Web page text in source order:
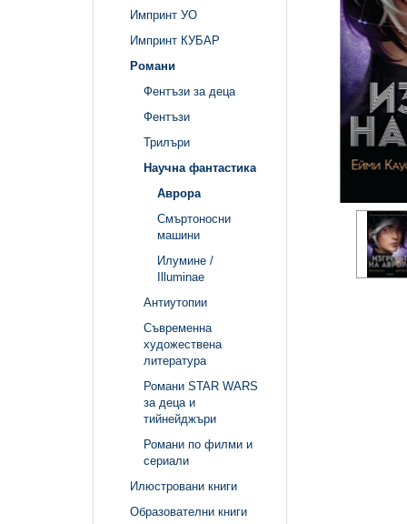
Импринт УО
Импринт КУБАР
Романи
Фентъзи за деца
Фентъзи
Трилъри
Научна фантастика
Аврора
Смъртоносни
машини
Илумине /
Illuminae
Антиутопии
Съвременна
художествена
литература
Романи STAR WARS
за деца и
тийнейджъри
Романи по филми и
сериали
Илюстровани книги
Образователни книги